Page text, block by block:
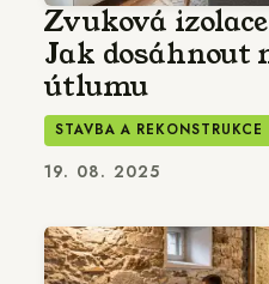
Zvuková
Jak
útlumu
STAVBA A REKONSTRUKCE
19. 08. 2025